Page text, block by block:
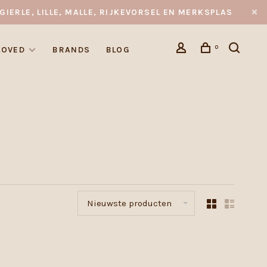
LILLE, MALLE, RIJKEVORSEL EN MERKSPLAS
BRANDS BLOG 0
Nieuwste producten